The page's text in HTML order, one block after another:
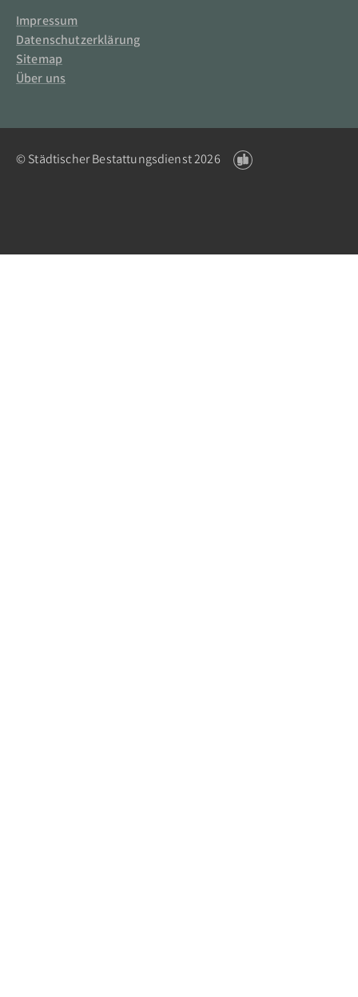
Impressum
Datenschutzerklärung
Sitemap
Über uns
© Städtischer Bestattungsdienst 2026